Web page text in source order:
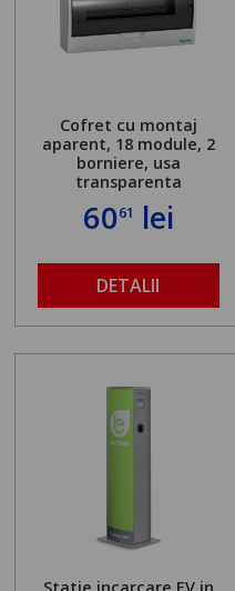
Cofret cu montaj
aparent, 18 module, 2
borniere, usa
transparenta
6061 lei
DETALII